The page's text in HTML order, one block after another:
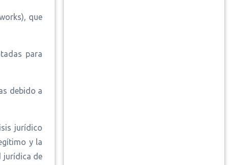
que
para
debido a
jurídico
y la
jurídica de